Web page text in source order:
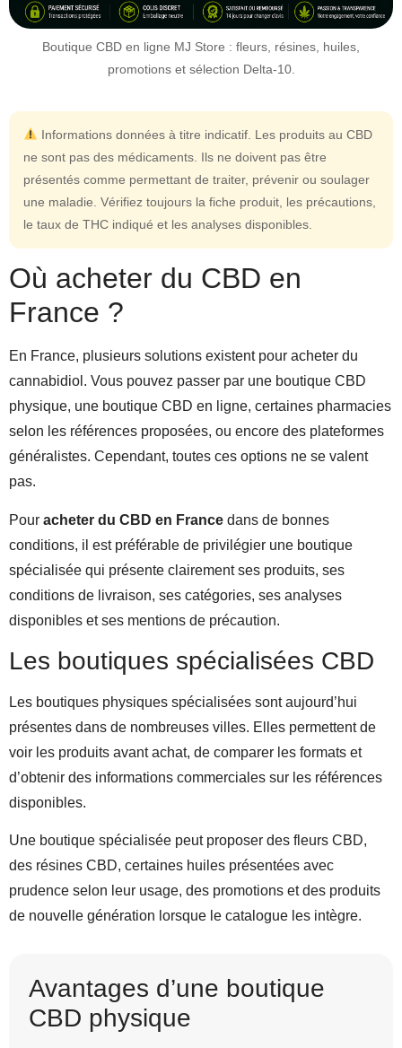
Boutique CBD en ligne MJ Store : fleurs, résines, huiles,
promotions et sélection Delta-10.
Informations données à titre indicatif. Les produits au CBD
ne sont pas des médicaments. Ils ne doivent pas être
présentés comme permettant de traiter, prévenir ou soulager
une maladie. Vérifiez toujours la fiche produit, les précautions,
le taux de THC indiqué et les analyses disponibles.
Où acheter du CBD en
France ?
En France, plusieurs solutions existent pour acheter du
cannabidiol. Vous pouvez passer par une boutique CBD
physique, une boutique CBD en ligne, certaines pharmacies
selon les références proposées, ou encore des plateformes
généralistes. Cependant, toutes ces options ne se valent
pas.
Pour acheter du CBD en France dans de bonnes
conditions, il est préférable de privilégier une boutique
spécialisée qui présente clairement ses produits, ses
conditions de livraison, ses catégories, ses analyses
disponibles et ses mentions de précaution.
Les boutiques spécialisées CBD
Les boutiques physiques spécialisées sont aujourd’hui
présentes dans de nombreuses villes. Elles permettent de
voir les produits avant achat, de comparer les formats et
d’obtenir des informations commerciales sur les références
disponibles.
Une boutique spécialisée peut proposer des fleurs CBD,
des résines CBD, certaines huiles présentées avec
prudence selon leur usage, des promotions et des produits
de nouvelle génération lorsque le catalogue les intègre.
Avantages d’une boutique
CBD physique